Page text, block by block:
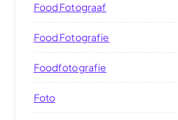
Food Fotograaf
Food Fotografie
Foodfotografie
Foto